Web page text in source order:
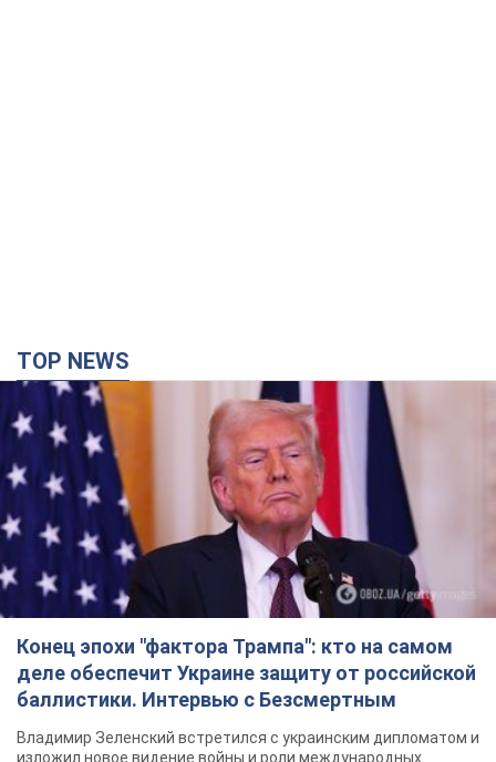
TOP NEWS
Конец эпохи "фактора Трампа": кто на самом
деле обеспечит Украине защиту от российской
баллистики. Интервью с Безсмертным
Владимир Зеленский встретился с украинским дипломатом и
изложил новое видение войны и роли международных